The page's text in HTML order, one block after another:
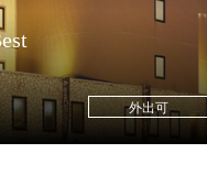
すので、深
外出可